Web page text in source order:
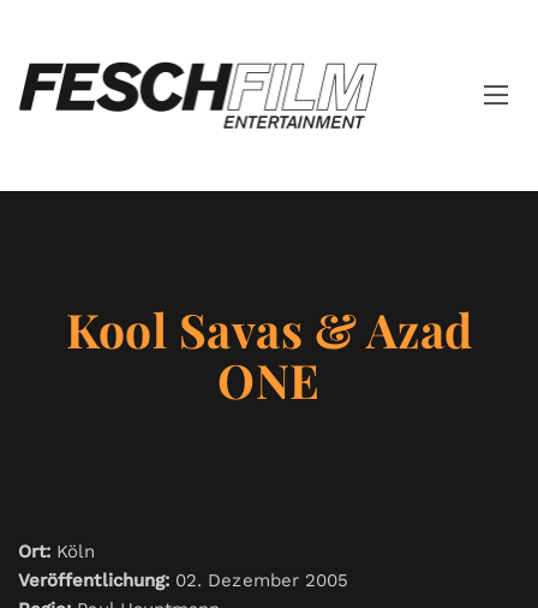
Kool Savas & Azad
ONE
Ort: Köln
Veröffentlichung: 02. Dezember 2005